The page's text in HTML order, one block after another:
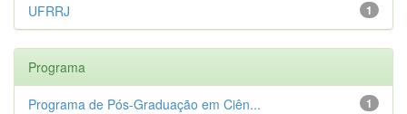
1
UFRRJ
Programa
1
Programa de Pós-Graduação em Ciên...